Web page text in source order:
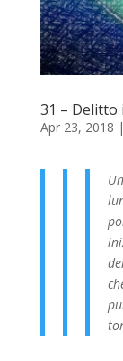
31 – Delitto
Apr 23, 2018 |